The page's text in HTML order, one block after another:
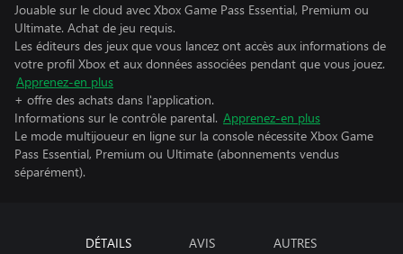
Jouable sur le cloud avec Xbox Game Pass Essential, Premium ou
Ultimate. Achat de jeu requis.
Les éditeurs des jeux que vous lancez ont accès aux informations de
votre profil Xbox et aux données associées pendant que vous jouez.
Apprenez-en plus
+ offre des achats dans l'application.
Informations sur le contrôle parental. Apprenez-en plus
Le mode multijoueur en ligne sur la console nécessite Xbox Game
Pass Essential, Premium ou Ultimate (abonnements vendus
séparément).
DÉTAILS AVIS AUTRES